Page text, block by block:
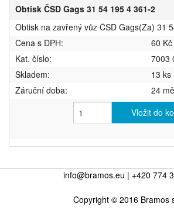
Obtisk ČSD Gags 31 54 195 4 361-2
Obtisk na zavřený vůz ČSD Gags(Za) 31
Cena s DPH:
60 Kč
Kat. číslo:
7003
Skladem:
13 ks
Záruční doba:
24
Vložit do
info@bramos.eu | +420 774
Copyright © 2016 Bramos